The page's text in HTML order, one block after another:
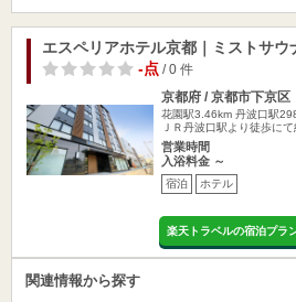
エスペリアホテル京都｜ミストサウ
-点/ 0 件
京都府 / 京都市下京区
花園駅3.46km 丹波口駅
ＪＲ丹波口駅より徒歩に
営業時間
入浴料金 ～
宿泊 ホテル
楽天トラベルの宿泊プラ
関連情報から探す